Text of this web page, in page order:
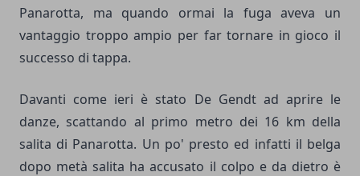
Panarotta, ma quando ormai la fuga aveva un
vantaggio troppo ampio per far tornare in gioco il
successo di tappa.
Davanti come ieri è stato De Gendt ad aprire le
danze, scattando al primo metro dei 16 km della
salita di Panarotta. Un po' presto ed infatti il belga
dopo metà salita ha accusato il colpo e da dietro è